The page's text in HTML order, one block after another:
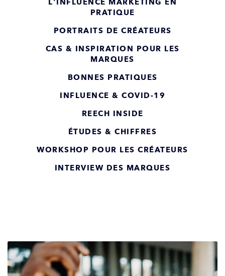
L'INFLUENCE MARKETING EN
PRATIQUE
PORTRAITS DE CRÉATEURS
CAS & INSPIRATION POUR LES
MARQUES
BONNES PRATIQUES
INFLUENCE & COVID-19
REECH INSIDE
ÉTUDES & CHIFFRES
WORKSHOP POUR LES CRÉATEURS
INTERVIEW DES MARQUES